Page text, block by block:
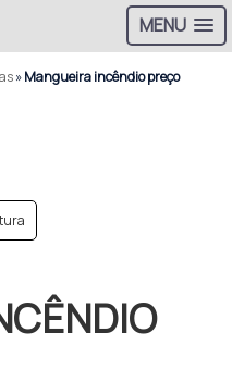
MENU
»Mangueira incêndio preço